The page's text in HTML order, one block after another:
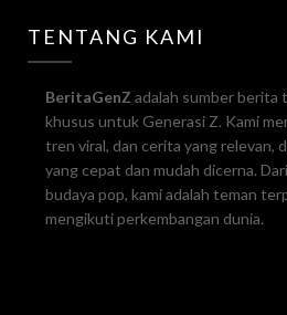
TENTANG KAMI
BeritaGenZ adalah sumber berita
khusus untuk Generasi Z. Kami
tren viral, dan cerita yang relevan,
yang cepat dan mudah dicerna.
budaya pop, kami adalah teman
mengikuti perkembangan dunia.